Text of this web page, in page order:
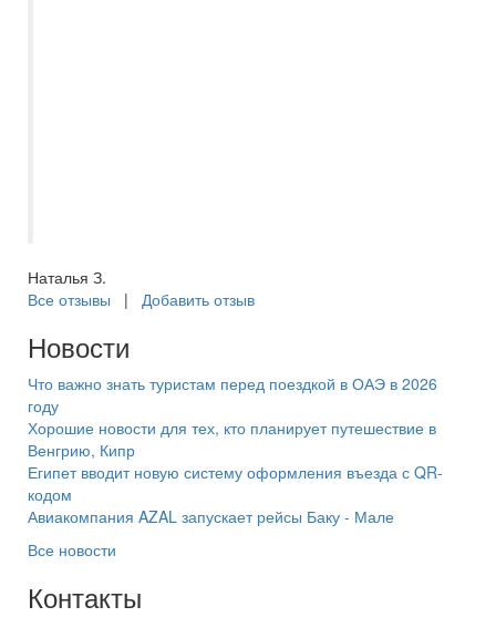
Наталья З.
Все отзывы | Добавить отзыв
Новости
Что важно знать туристам перед поездкой в ОАЭ в 2026
году
Хорошие новости для тех, кто планирует путешествие в
Венгрию, Кипр
Египет вводит новую систему оформления въезда с QR-
кодом
Авиакомпания AZAL запускает рейсы Баку - Мале
Все новости
Контакты